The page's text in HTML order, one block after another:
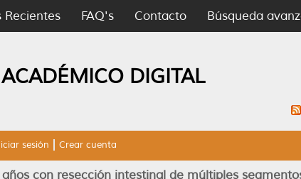
Recientes FAQ's Contacto Búsqueda
DIGITAL
sesión Crear cuenta
con resección intestinal de múltiples